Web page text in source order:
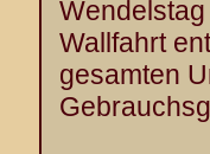
Wallfahrt
gesamten